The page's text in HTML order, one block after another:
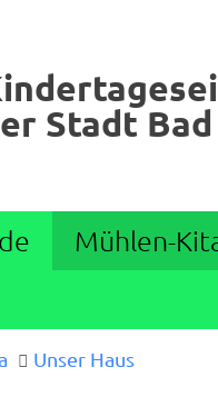
Stadt
Mühlen-
Unser Haus